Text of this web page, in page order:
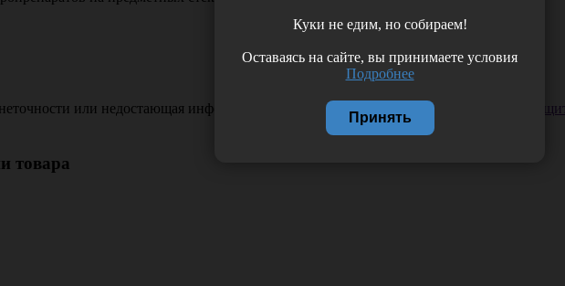
или недостающая информация. Если вы заметили такую проблему —
товара
Куки не едим, но собираем!
Оставаясь на сайте, вы принимаете условия
Подробнее
Принять